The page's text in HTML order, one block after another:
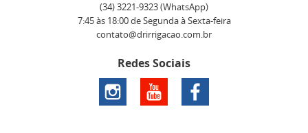
(34)3221-9323(WhatsApp)
7:45 às 18:00 de Segunda à Sexta-feira
contato@drirrigacao.com.br
Redes Sociais